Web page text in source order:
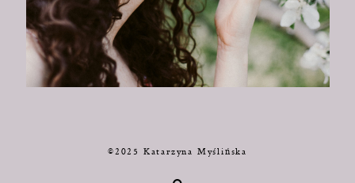
©2025 Katarzyna Myślińska